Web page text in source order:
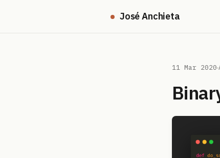
José Anchieta
11 Mar 2020